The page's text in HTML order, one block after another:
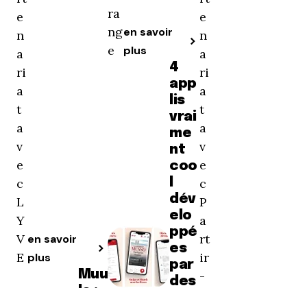
e
n
a
ri
a
t
a
v
e
c
L
Y
V
E
en savoir
plus
Muu
ra
ng
e
en savoir
plus
4
app
lis
vrai
me
nt
coo
l
dév
elo
ppé
es
par
des
e
n
a
ri
a
t
a
v
e
c
P
a
rt
ir
-